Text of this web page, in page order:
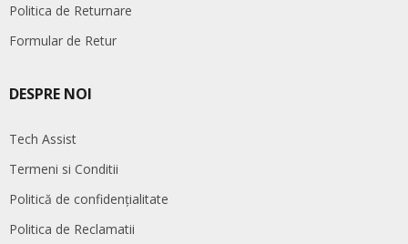
Politica de Returnare
Formular de Retur
DESPRE NOI
Tech Assist
Termeni si Conditii
Politică de confidențialitate
Politica de Reclamatii